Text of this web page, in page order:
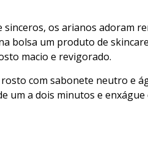
os arianos adoram
bolsa um produto de
macio e revigorado.
com sabonete neutro e
um a dois minutos e